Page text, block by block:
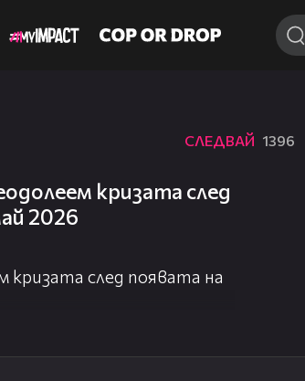
СЛЕДВАЙ 1396
кризата след
2026
след появата на